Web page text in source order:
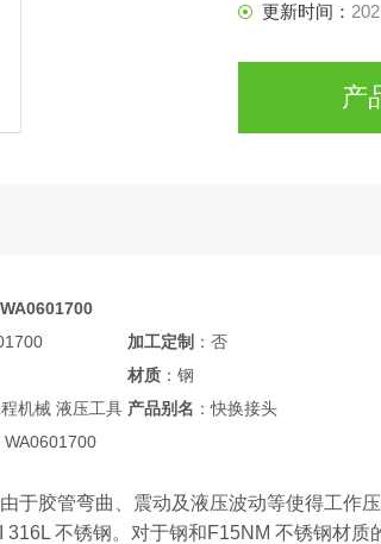
更新时间：
产
加工定制 ：否
材质 ：钢
程机械 液压工具 产品别名 ：快换接头
于胶管弯曲、震动及液压波动等使得工作
不锈钢。对于钢和F15NM 不锈钢材